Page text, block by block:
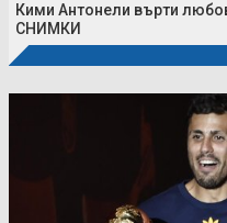
Кими Антонели върти
СНИМКИ